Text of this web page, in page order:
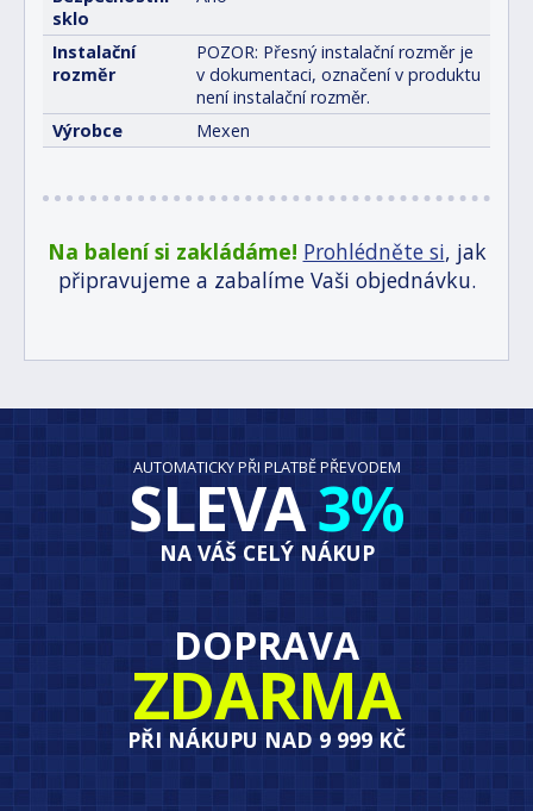
sklo
Instalační
rozměr
POZOR: Přesný instalační rozměr je
v dokumentaci, označení v produktu
není instalační rozměr.
Výrobce
Mexen
Na balení si zakládáme! Prohlédněte si, jak
připravujeme a zabalíme Vaši objednávku.
AUTOMATICKY PŘI PLATBĚ PŘEVODEM
SLEVA3%
NA VÁŠ CELÝ NÁKUP
DOPRAVA
ZDARMA
PŘI NÁKUPU NAD 9 999 KČ